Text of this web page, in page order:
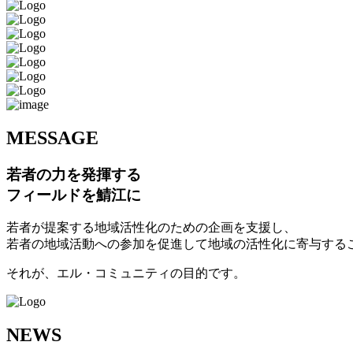
MESSAGE
若者の力を発揮する
フィールドを鯖江に
若者が提案する地域活性化のための企画を支援し、
若者の地域活動への参加を促進して地域の活性化に寄与する
それが、エル・コミュニティの目的です。
NEWS